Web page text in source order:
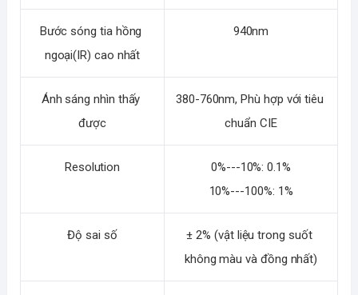
Bước sóng tia hồng
ngoại(IR) cao nhất
940nm
Ánh sáng nhìn thấy
được
380-760nm, Phù hợp với tiêu
chuẩn CIE
Resolution
0%---10%: 0.1%
10%---100%: 1%
Độ sai số
± 2% (vật liệu trong suốt
không màu và đồng nhất)